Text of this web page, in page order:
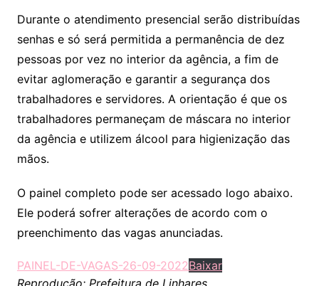
Durante o atendimento presencial serão distribuídas
senhas e só será permitida a permanência de dez
pessoas por vez no interior da agência, a fim de
evitar aglomeração e garantir a segurança dos
trabalhadores e servidores. A orientação é que os
trabalhadores permaneçam de máscara no interior
da agência e utilizem álcool para higienização das
mãos.
O painel completo pode ser acessado logo abaixo.
Ele poderá sofrer alterações de acordo com o
preenchimento das vagas anunciadas.
PAINEL-DE-VAGAS-26-09-2022Baixar